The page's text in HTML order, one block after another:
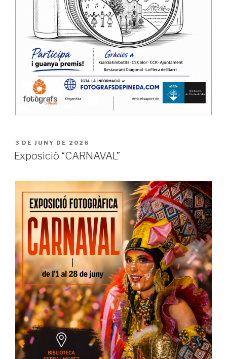
PUBLICAT
A
3 DE JUNY DE 2026
Exposició “CARNAVAL”